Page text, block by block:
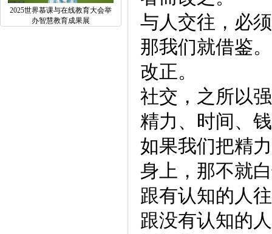
2025世界慕课与在线教育大会举
办智慧教育成果展
与人交往，必
那我们就借鉴
改正。
社交，之所以
精力、时间、
如果我们把精
身上，那不就
跟有认知的人
跟没有认知的